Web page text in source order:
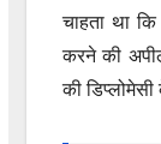
चाहता था
करने की
की